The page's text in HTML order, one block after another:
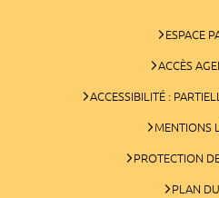
ESPACE
ACCÈS
ACCESSIBILITÉ :
MENTIONS
PROTECTION
PLAN